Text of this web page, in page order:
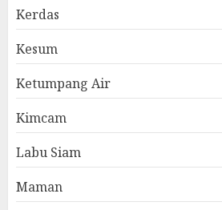
Kerdas
Kesum
Ketumpang Air
Kimcam
Labu Siam
Maman